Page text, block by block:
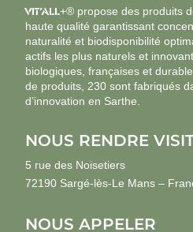
VIT’ALL+® propose des produits
haute qualité garantissant
naturalité et biodisponibilité
actifs les plus naturels et
biologiques, françaises et
de produits, 230 sont fabriqués
d’innovation en Sarthe.
NOUS RENDRE
5 rue des Noisetiers
72190 Sargé-lès-Le Mans –
NOUS APPELER